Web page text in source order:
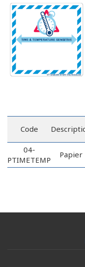
Code
04-
PTIMETEMP
Papier